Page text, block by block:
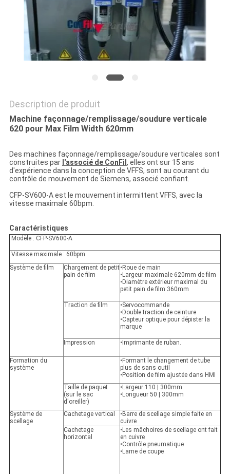
Description de produit
Machine façonnage/remplissage/soudure verticale
620 pour Max Film Width 620mm
Des machines façonnage/remplissage/soudure verticales sont
construites par l'associé de ConFil , elles ont sur 15 ans
d'expérience dans la conception de VFFS, sont au courant du
contrôle de mouvement de Siemens, associé confiant.
CFP-SV600-A est le mouvement intermittent VFFS, avec la
vitesse maximale 60bpm.
Caractéristiques
Modèle : CFP-SV600-A
Vitesse maximale : 60bpm
Système de film
Chargement de petit
pain de film
•Roue de main
•Largeur maximale 620mm de film
•Diamètre extérieur maximal du
petit pain de film 360mm
Traction de film
•Servocommande
•Double traction de ceinture
•Capteur optique pour dépister la
marque
Impression •Imprimante de ruban.
Formation du
système
•Formant le changement de tube
plus de sans outil
•Position de film ajustée dans HMI
Taille de paquet
(sur le sac
d'oreiller)
•Largeur 110 | 300mm
•Longueur 50 | 300mm
Système de
scellage
Cachetage vertical
•Barre de scellage simple faite en
cuivre
Cachetage
horizontal
•Les mâchoires de scellage ont fait
en cuivre
•Contrôle pneumatique
•Lame de coupe